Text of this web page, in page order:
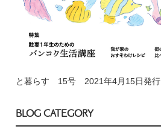
と暮らす 15号 2021年4月15日発行
BLOG CATEGORY